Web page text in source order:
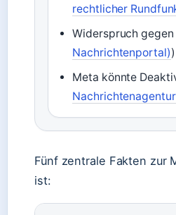
rechtlicher
Widerspruch
Nachrichtenportal))
Meta könnte
Fünf zentrale Fakten zur
ist: